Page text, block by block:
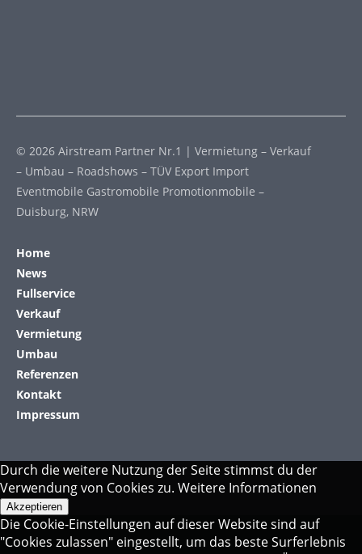
© 2026 Airstream Partner Nr.1 | Vermietung – Verkauf
– Umbau – Roadshows – TÜV Export Import
Eventmobile Gastromobile Promotionmobile –
Duisburg, NRW
Home
News
Fullservice
Verkauf
Vermietung
Umbau
Referenzen
Kontakt
Impressum
Durch die weitere Nutzung der Seite stimmst du der
Verwendung von Cookies zu. Weitere Informationen
Akzeptieren
Die Cookie-Einstellungen auf dieser Website sind auf
"Cookies zulassen" eingestellt, um das beste Surferlebnis